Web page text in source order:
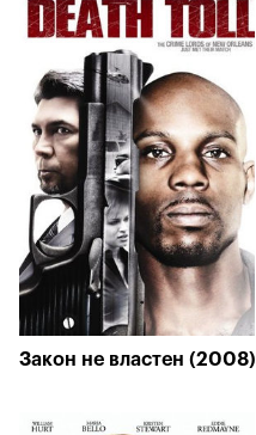
Закон не властен (2008)